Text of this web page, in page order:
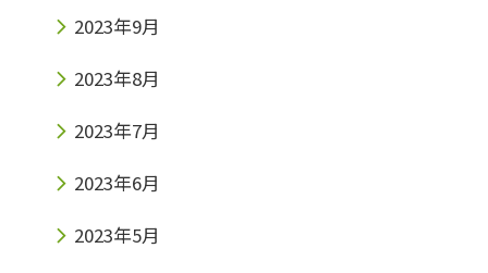
2023年9月
2023年8月
2023年7月
2023年6月
2023年5月